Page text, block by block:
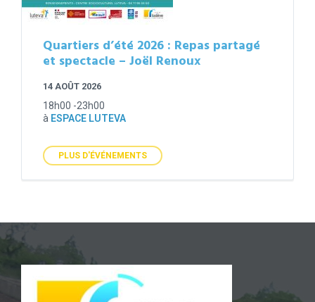
Quartiers d’été 2026 : Repas partagé
et spectacle – Joël Renoux
14 AOÛT 2026
18h00 -23h00
à ESPACE LUTEVA
PLUS D'ÉVÉNEMENTS